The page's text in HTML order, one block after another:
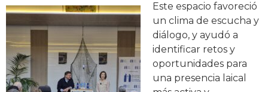
Este espacio favoreció
un clima de escucha y
diálogo, y ayudó a
identificar retos y
oportunidades para
una presencia laical